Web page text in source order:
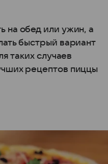
на обед или ужин, а
быстрый вариант
таких случаев
рецептов пиццы